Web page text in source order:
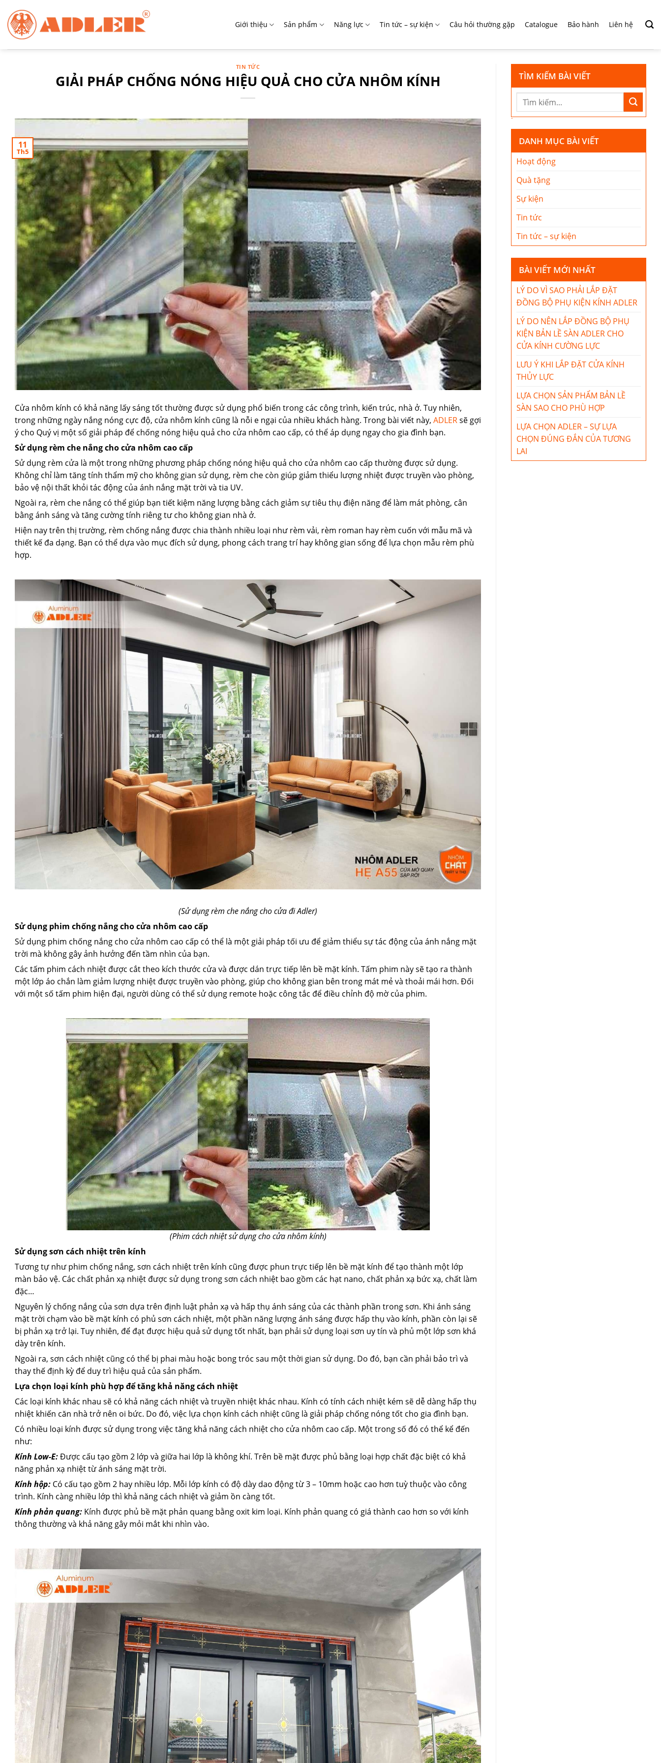
đến
nội
dung
Giới thiệu Sản phẩm Năng lực Tin tức – sự kiện Câu hỏi thường gặp Catalogue Bảo hành Liên hệ
TIN TỨC
GIẢI PHÁP CHỐNG NÓNG HIỆU QUẢ CHO CỬA NHÔM KÍNH
11
Th5
Cửa nhôm kính có khả năng lấy sáng tốt thường được sử dụng phổ biến trong các công trình, kiến trúc, nhà ở. Tuy nhiên,
trong những ngày nắng nóng cực độ, cửa nhôm kính cũng là nỗi e ngại của nhiều khách hàng. Trong bài viết này, ADLERsẽ gợi
ý cho Quý vị một số giải pháp để chống nóng hiệu quả cho cửa nhôm cao cấp, có thể áp dụng ngay cho gia đình bạn.
Sử dụng rèm che nắng cho cửa nhôm cao cấp
Sử dụng rèm cửa là một trong những phương pháp chống nóng hiệu quả cho cửa nhôm cao cấp thường được sử dụng.
Không chỉ làm tăng tính thẩm mỹ cho không gian sử dụng, rèm che còn giúp giảm thiểu lượng nhiệt được truyền vào phòng,
bảo vệ nội thất khỏi tác động của ánh nắng mặt trời và tia UV.
Ngoài ra, rèm che nắng có thể giúp bạn tiết kiệm năng lượng bằng cách giảm sự tiêu thụ điện năng để làm mát phòng, cân
bằng ánh sáng và tăng cường tính riêng tư cho không gian nhà ở.
Hiện nay trên thị trường, rèm chống nắng được chia thành nhiều loại như rèm vải, rèm roman hay rèm cuốn với mẫu mã và
thiết kế đa dạng. Bạn có thể dựa vào mục đích sử dụng, phong cách trang trí hay không gian sống để lựa chọn mẫu rèm phù
hợp.
(Sử dụng rèm che nắng cho cửa đi Adler)
Sử dụng phim chống nắng cho cửa nhôm cao cấp
Sử dụng phim chống nắng cho cửa nhôm cao cấp có thể là một giải pháp tối ưu để giảm thiểu sự tác động của ánh nắng mặt
trời mà không gây ảnh hưởng đến tầm nhìn của bạn.
Các tấm phim cách nhiệt được cắt theo kích thước cửa và được dán trực tiếp lên bề mặt kính. Tấm phim này sẽ tạo ra thành
một lớp áo chắn làm giảm lượng nhiệt được truyền vào phòng, giúp cho không gian bên trong mát mẻ và thoải mái hơn. Đối
với một số tấm phim hiện đại, người dùng có thể sử dụng remote hoặc công tắc để điều chỉnh độ mờ của phim.
(Phim cách nhiệt sử dụng cho cửa nhôm kính)
Sử dụng sơn cách nhiệt trên kính
Tương tự như phim chống nắng, sơn cách nhiệt trên kính cũng được phun trực tiếp lên bề mặt kính để tạo thành một lớp
màn bảo vệ. Các chất phản xạ nhiệt được sử dụng trong sơn cách nhiệt bao gồm các hạt nano, chất phản xạ bức xạ, chất làm
đặc…
Nguyên lý chống nắng của sơn dựa trên định luật phản xạ và hấp thụ ánh sáng của các thành phần trong sơn. Khi ánh sáng
mặt trời chạm vào bề mặt kính có phủ sơn cách nhiệt, một phần năng lượng ánh sáng được hấp thụ vào kính, phần còn lại sẽ
bị phản xạ trở lại. Tuy nhiên, để đạt được hiệu quả sử dụng tốt nhất, bạn phải sử dụng loại sơn uy tín và phủ một lớp sơn khá
dày trên kính.
Ngoài ra, sơn cách nhiệt cũng có thể bị phai màu hoặc bong tróc sau một thời gian sử dụng. Do đó, bạn cần phải bảo trì và
thay thế định kỳ để duy trì hiệu quả của sản phẩm.
Lựa chọn loại kính phù hợp để tăng khả năng cách nhiệt
Các loại kính khác nhau sẽ có khả năng cách nhiệt và truyền nhiệt khác nhau. Kính có tính cách nhiệt kém sẽ dễ dàng hấp thụ
nhiệt khiến căn nhà trở nên oi bức. Do đó, việc lựa chọn kính cách nhiệt cũng là giải pháp chống nóng tốt cho gia đình bạn.
Có nhiều loại kính được sử dụng trong việc tăng khả năng cách nhiệt cho cửa nhôm cao cấp. Một trong số đó có thể kể đến
như:
Kính Low-E:Được cấu tạo gồm 2 lớp và giữa hai lớp là không khí. Trên bề mặt được phủ bằng loại hợp chất đặc biệt có khả
năng phản xạ nhiệt từ ánh sáng mặt trời.
Kính hộp: Có cấu tạo gồm 2 hay nhiều lớp. Mỗi lớp kính có độ dày dao động từ 3 – 10mm hoặc cao hơn tuỳ thuộc vào công
trình. Kính càng nhiều lớp thì khả năng cách nhiệt và giảm ồn càng tốt.
Kính phản quang: Kính được phủ bề mặt phản quang bằng oxit kim loại. Kính phản quang có giá thành cao hơn so với kính
thông thường và khả năng gây mỏi mắt khi nhìn vào.
TÌM KIẾM BÀI VIẾT
DANH MỤC BÀI VIẾT
Hoạt động
Quà tặng
Sự kiện
Tin tức
Tin tức – sự kiện
BÀI VIẾT MỚI NHẤT
LÝ DO VÌ SAO PHẢI LẮP ĐẶT
ĐỒNG BỘ PHỤ KIỆN KÍNH ADLER
LÝ DO NÊN LẮP ĐỒNG BỘ PHỤ
KIỆN BẢN LỀ SÀN ADLER CHO
CỬA KÍNH CƯỜNG LỰC
LƯU Ý KHI LẮP ĐẶT CỬA KÍNH
THỦY LỰC
LỰA CHỌN SẢN PHẨM BẢN LỀ
SÀN SAO CHO PHÙ HỢP
LỰA CHỌN ADLER – SỰ LỰA
CHỌN ĐÚNG ĐẮN CỦA TƯƠNG
LAI